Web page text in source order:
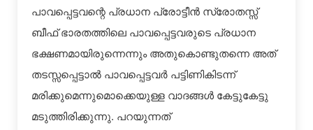
പാവപ്പെട്ടവന്റെ പ്രധാന പ്രോട്ടീന്‍ സ്രോതസ്സ്
ബീഫ് ഭാരതത്തിലെ പാവപ്പെട്ടവരുടെ പ്രധാന
ഭക്ഷണമായിരുന്നെന്നും അതുകൊണ്ടുതന്നെ അത്
തടസ്സപ്പെട്ടാല്‍ പാവപ്പെട്ടവര്‍ പട്ടിണികിടന്ന്
മരിക്കുമെന്നുമൊക്കെയുള്ള വാദങ്ങള്‍ കേട്ടുകേട്ടു
മടുത്തിരിക്കുന്നു. പറയുന്നത്